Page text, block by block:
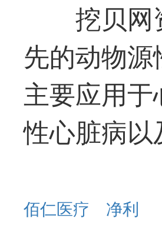
挖贝网
先的动物
主要应用
性心脏病
佰仁医疗 净利